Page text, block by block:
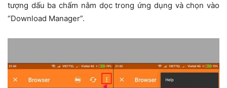
tượng dấu ba chấm nằm dọc trong ứng dụng và chọn vào
“Download Manager”.